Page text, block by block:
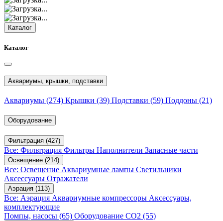
Каталог
Каталог
Аквариумы, крышки, подставки
Аквариумы (274) Крышки (39) Подставки (59) Поддоны (21)
Оборудование
Фильтрация (427)
Все: Фильтрация Фильтры Наполнители Запасные части
Освещение (214)
Все: Освещение Аквариумные лампы Светильники
Аксессуары Отражатели
Аэрация (113)
Все: Аэрация Аквариумные компрессоры Аксессуары,
комплектующие
Помпы, насосы (65) Оборудование CO2 (55)